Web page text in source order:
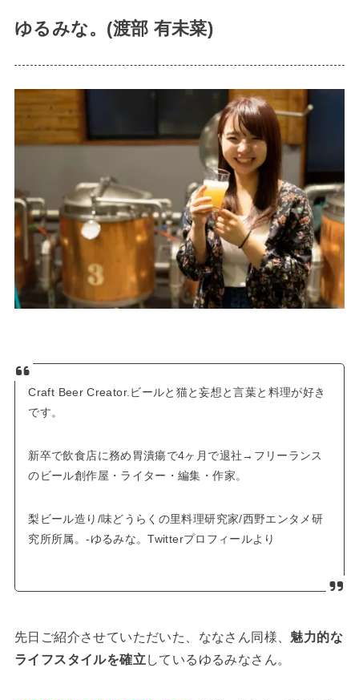
ゆるみな。(渡部 有未菜)
Craft Beer Creator.ビールと猫と妄想と言葉と料理が好き
です。
新卒で飲食店に務め胃潰瘍で4ヶ月で退社→フリーランス
のビール創作屋・ライター・編集・作家。
梨ビール造り/味どうらくの里料理研究家/西野エンタメ研
究所所属。-ゆるみな。Twitterプロフィールより
先日ご紹介させていただいた、ななさん同様、 魅力的な
ライフスタイルを確立 しているゆるみなさん。